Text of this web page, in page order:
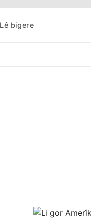
Lê bigere
Bûltena belaş bistîne